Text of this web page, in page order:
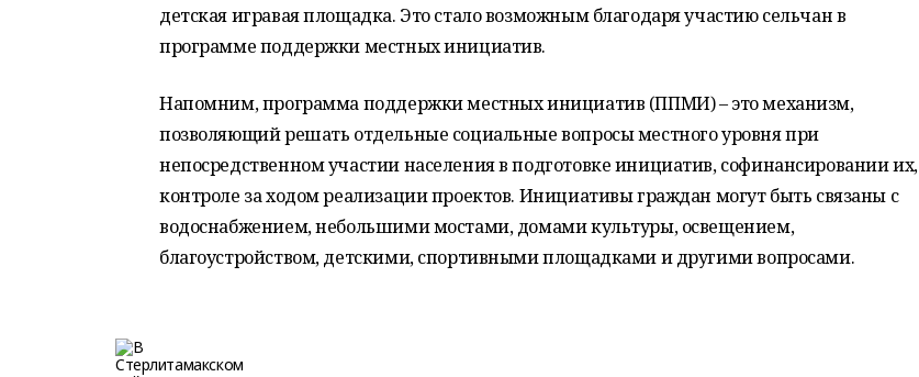
детская игравая площадка. Это стало возможным благодаря участию сельчан в
программе поддержки местных инициатив.
Напомним, программа поддержки местных инициатив (ППМИ) – это механизм,
позволяющий решать отдельные социальные вопросы местного уровня при
непосредственном участии населения в подготовке инициатив, софинансировании их,
контроле за ходом реализации проектов. Инициативы граждан могут быть связаны с
водоснабжением, небольшими мостами, домами культуры, освещением,
благоустройством, детскими, спортивными площадками и другими вопросами.